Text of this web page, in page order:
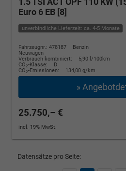
Euro 6 EB [8]
unverbindliche Lieferzeit: ca. 4-5 Monate
Fahrzeugnr.: 478187
Benzin
Neuwagen
Verbrauch kombiniert:
5,90 l/100km
CO2-Klasse:
D
CO2-Emissionen: 134,00 g/km
»
25.750,– €
incl. 19% MwSt.
Datensätze pro Seite: